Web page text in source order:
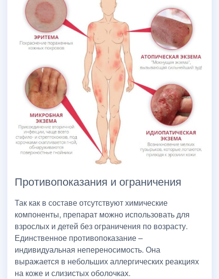
Противопоказания и ограничения
Так как в составе отсутствуют химические
компоненты, препарат можно использовать для
взрослых и детей без ограничения по возрасту.
Единственное противопоказание –
индивидуальная непереносимость. Она
выражается в небольших аллергических реакциях
на коже и слизистых оболочках.